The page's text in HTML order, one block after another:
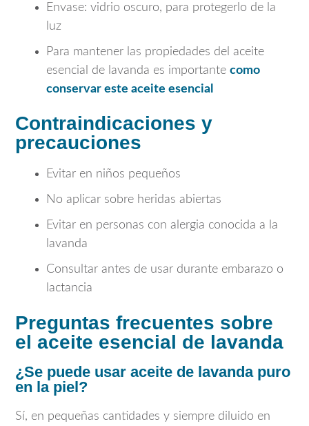
Envase: vidrio oscuro, para protegerlo de la
luz
Para mantener las propiedades del aceite
esencial de lavanda es importante como
conservar este aceite esencial
Contraindicaciones y
precauciones
Evitar en niños pequeños
No aplicar sobre heridas abiertas
Evitar en personas con alergia conocida a la
lavanda
Consultar antes de usar durante embarazo o
lactancia
Preguntas frecuentes sobre
el aceite esencial de lavanda
¿Se puede usar aceite de lavanda puro
en la piel?
Sí, en pequeñas cantidades y siempre diluido en